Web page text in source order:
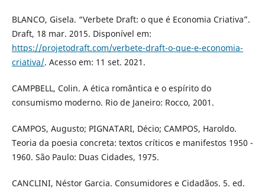
BLANCO, Gisela. “Verbete Draft: o que é Economia Criativa”.
Draft, 18 mar. 2015. Disponível em:
https://projetodraft.com/verbete-draft-o-que-e-economia-
criativa/. Acesso em: 11 set. 2021.
CAMPBELL, Colin. A ética romântica e o espírito do
consumismo moderno. Rio de Janeiro: Rocco, 2001.
CAMPOS, Augusto; PIGNATARI, Décio; CAMPOS, Haroldo.
Teoria da poesia concreta: textos críticos e manifestos 1950 -
1960. São Paulo: Duas Cidades, 1975.
CANCLINI, Néstor Garcia. Consumidores e Cidadãos. 5. ed.